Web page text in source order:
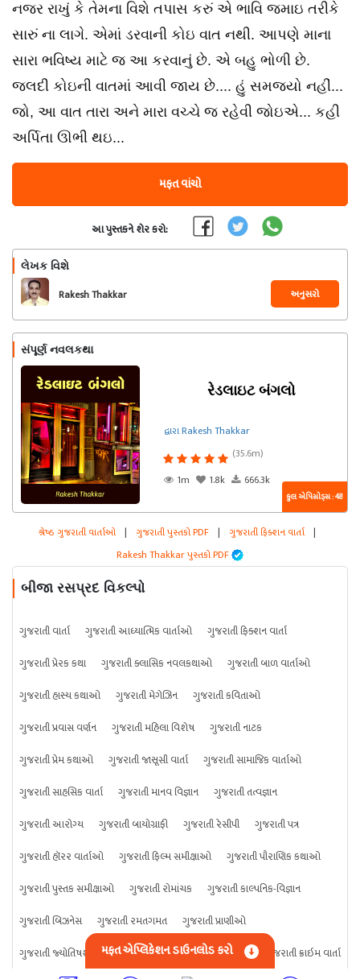
નજર રાખું કે તેમના વિશે તપાસ કરું એ ભાવિ જમાઇ તરીકે
સારું ના લાગે. એમાં ડરવાની કોઇ વાત નથી. આપણે માના
સારા ભવિષ્ય માટે જ આ કરવાનું છે. એ બહુ ભોળી છે.
જલદી કોઇની વાતમાં આવી જાય છે.... હું સમજ્યો નહીં...
જો, આ વાત તારા અને મારા વચ્ચે જ રહેવી જોઇએ... કહી
અર્પિતા ઊભી થઇ...
મફત વાંચો
આ પુસ્તકને શેર કરો:
લેખક વિશે
Rakesh Thakkar અનુસરો
સંપૂર્ણ નવલકથા
રેડલાઇટ બંગલો
દ્વારા Rakesh Thakkar
(35.6m)
1m
1.8k 666.3k
કુલ એપિસોડ્સ : 48
શ્રેષ્ઠ ગુજરાતી વાર્તાઓ | ગુજરાતી પુસ્તકો PDF | ગુજરાતી ફિક્શન વાર્તા |
Rakesh Thakkar પુસ્તકો PDF
બીજા રસપ્રદ વિકલ્પો
ગુજરાતી વાર્તા ગુજરાતી આધ્યાત્મિક વાર્તાઓ
ગુજરાતી ફિક્શન વાર્તા
ગુજરાતી પ્રેરક કથા
ગુજરાતી ક્લાસિક નવલકથાઓ
ગુજરાતી બાળ વાર્તાઓ
ગુજરાતી હાસ્ય કથાઓ
ગુજરાતી મેગેઝિન
ગુજરાતી કવિતાઓ
ગુજરાતી પ્રવાસ વર્ણન
ગુજરાતી મહિલા વિશેષ
ગુજરાતી નાટક
ગુજરાતી પ્રેમ કથાઓ
ગુજરાતી જાસૂસી વાર્તા
ગુજરાતી સામાજિક વાર્તાઓ
ગુજરાતી સાહસિક વાર્તા
ગુજરાતી માનવ વિજ્ઞાન
ગુજરાતી તત્વજ્ઞાન
ગુજરાતી આરોગ્ય
ગુજરાતી બાયોગ્રાફી ગુજરાતી રેસીપી
ગુજરાતી પત્ર
ગુજરાતી હૉરર વાર્તાઓ
ગુજરાતી ફિલ્મ સમીક્ષાઓ
ગુજરાતી પૌરાણિક કથાઓ
ગુજરાતી પુસ્તક સમીક્ષાઓ
ગુજરાતી રોમાંચક
ગુજરાતી કાલ્પનિક-વિજ્ઞાન
ગુજરાતી બિઝનેસ
ગુજરાતી રમતગમત
ગુજરાતી પ્રાણીઓ
ગુજરાતી જ્યોતિષશાસ્ત્ર
ગુજરાતી વિજ્ઞાન ગુજરાતી કંઈપણ ગુજરાતી ક્રાઇમ વાર્તા
મફત એપ્લિકેશન ડાઉનલોડ કરો